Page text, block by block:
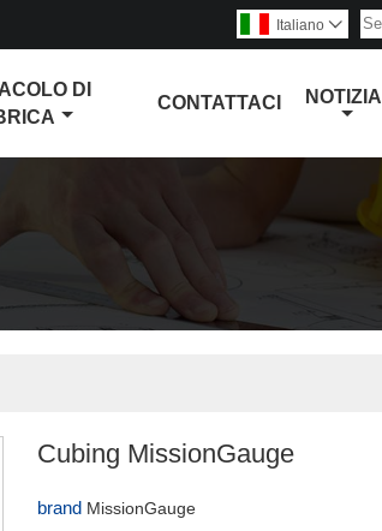
Italiano 
DI
CONTATTACI NOTIZIA
Cubing MissionGauge
brand MissionGauge